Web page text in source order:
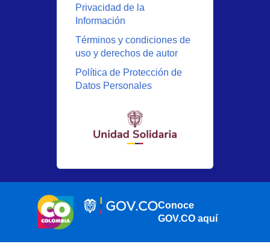
Privacidad de la
Información
Términos y condiciones de
uso y derechos de autor
Política de Protección de
Datos Personales
Conoce
GOV.CO aquí